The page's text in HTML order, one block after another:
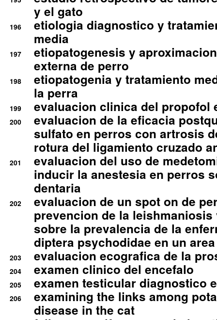
y el gato
196
etiologia diagnostico y
media
197
etiopatogenesis y
externa de perro
198
etiopatogenia y tratamiento
la perra
199 evaluacion clinica del propofol
200
evaluacion de la eficacia
sulfato en perros con artrosis
rotura del ligamiento cruzado
201
evaluacion del uso de
inducir la anestesia en perros
dentaria
202
evaluacion de un spot on de
prevencion de la
sobre la prevalencia de la
diptera psychodidae en un
203 evaluacion ecografica de la
204 examen clinico del encefalo
205 examen testicular diagnostico
206
examining the links among
disease in the cat